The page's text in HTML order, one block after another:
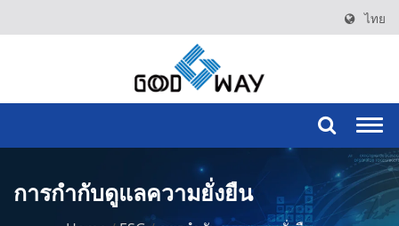
ไทย
การกำกับดูแลความยั่งยืน